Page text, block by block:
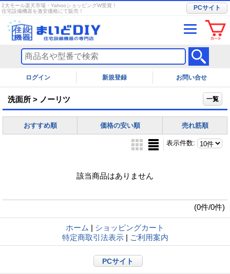
2大モール楽天市場・YahooショッピングW受賞！
住宅設備機器を激安価格にて販売！
PCサイト
ログイン お問い合せ
洗面所 > ノーリツ 一覧
おすすめ順 価格の安い順 売れ筋順
表示件数:
該当商品はありません
(0件/0件)
ホーム | ショッピングカート
特定商取引法表示 | ご利用案内
PCサイト